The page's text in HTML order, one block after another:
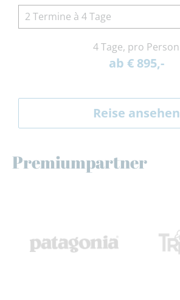
2 Termine à 4 Tage
4 Tage, pro Person
ab € 895,-
Reise ansehen
Premiumpartner